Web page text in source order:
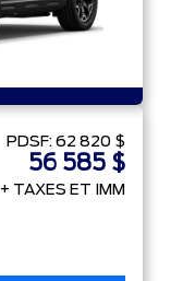
PDSF: 62 820 $
56 585 $
+ TAXES ET IMM